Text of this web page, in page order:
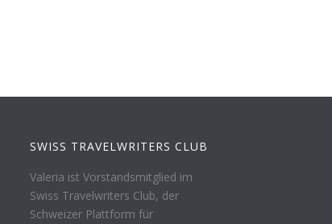
SWISS TRAVELWRITERS CLUB
Valeria ist Vorstandsmitglied im
Swiss Travelwriters Club, der
Schweizer Plattform für